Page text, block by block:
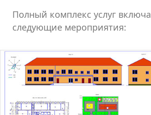
Полный комплекс услуг
следующие мероприятия: